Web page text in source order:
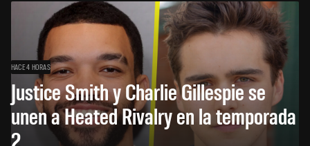
HACE 4 HORAS
Justice Smith y Charlie Gillespie se
unen a Heated Rivalry en la temporada
2